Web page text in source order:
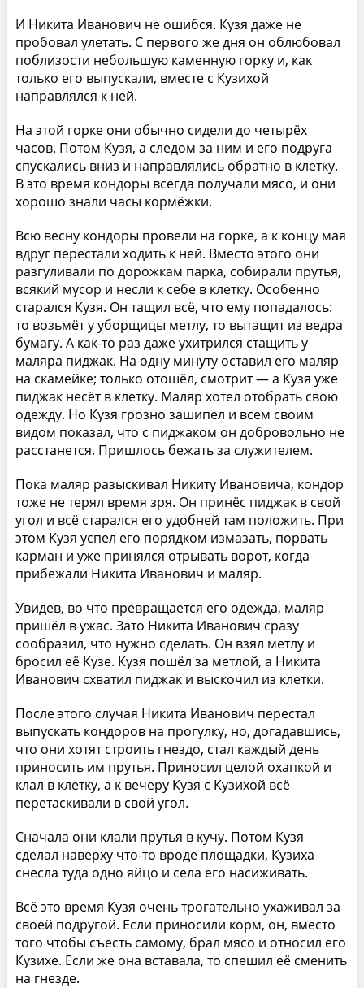
И Никита Иванович не ошибся. Кузя даже не
пробовал улетать. С первого же дня он облюбовал
поблизости небольшую каменную горку и, как
только его выпускали, вместе с Кузихой
направлялся к ней.
На этой горке они обычно сидели до четырёх
часов. Потом Кузя, а следом за ним и его подруга
спускались вниз и направлялись обратно в клетку.
В это время кондоры всегда получали мясо, и они
хорошо знали часы кормёжки.
Всю весну кондоры провели на горке, а к концу мая
вдруг перестали ходить к ней. Вместо этого они
разгуливали по дорожкам парка, собирали прутья,
всякий мусор и несли к себе в клетку. Особенно
старался Кузя. Он тащил всё, что ему попадалось:
то возьмёт у уборщицы метлу, то вытащит из ведра
бумагу. А как-то раз даже ухитрился стащить у
маляра пиджак. На одну минуту оставил его маляр
на скамейке; только отошёл, смотрит — а Кузя уже
пиджак несёт в клетку. Маляр хотел отобрать свою
одежду. Но Кузя грозно зашипел и всем своим
видом показал, что с пиджаком он добровольно не
расстанется. Пришлось бежать за служителем.
Пока маляр разыскивал Никиту Ивановича, кондор
тоже не терял время зря. Он принёс пиджак в свой
угол и всё старался его удобней там положить. При
этом Кузя успел его порядком измазать, порвать
карман и уже принялся отрывать ворот, когда
прибежали Никита Иванович и маляр.
Увидев, во что превращается его одежда, маляр
пришёл в ужас. Зато Никита Иванович сразу
сообразил, что нужно сделать. Он взял метлу и
бросил её Кузе. Кузя пошёл за метлой, а Никита
Иванович схватил пиджак и выскочил из клетки.
После этого случая Никита Иванович перестал
выпускать кондоров на прогулку, но, догадавшись,
что они хотят строить гнездо, стал каждый день
приносить им прутья. Приносил целой охапкой и
клал в клетку, а к вечеру Кузя с Кузихой всё
перетаскивали в свой угол.
Сначала они клали прутья в кучу. Потом Кузя
сделал наверху что-то вроде площадки, Кузиха
снесла туда одно яйцо и села его насиживать.
Всё это время Кузя очень трогательно ухаживал за
своей подругой. Если приносили корм, он, вместо
того чтобы съесть самому, брал мясо и относил его
Кузихе. Если же она вставала, то спешил её сменить
на гнезде.